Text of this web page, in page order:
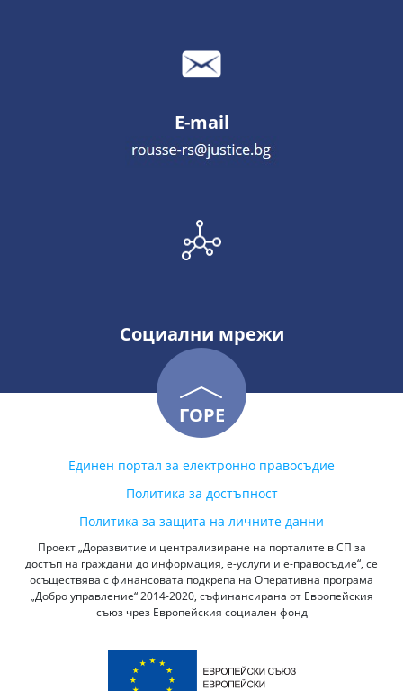
E-mail
Социални мрежи
ГОРЕ
Единен портал за електронно правосъдие
Политика за достъпност
Политика за защита на личните данни
Проект „Доразвитие и централизиране на порталите в СП за
достъп на граждани до информация, е-услуги и е-правосъдие“, се
осъществява с финансовата подкрепа на Оперативна програма
„Добро управление“ 2014-2020, съфинансирана от Европейския
съюз чрез Европейския социален фонд